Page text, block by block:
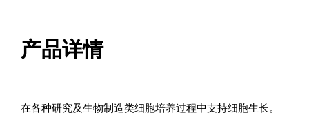
产品详情
在各种研究及生物制造类细胞培养过程中支持细胞生长。